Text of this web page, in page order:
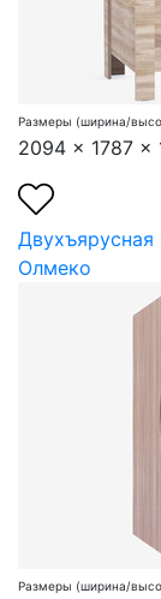
Размеры (ширина/
2094 x 1787 x
Олмеко
Размеры (ширина/